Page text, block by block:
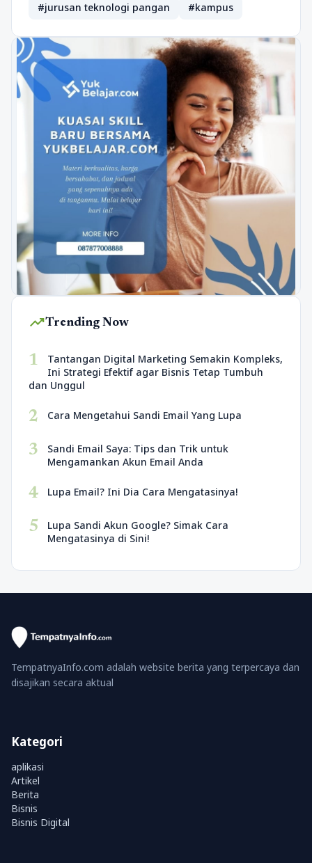
#jurusan teknologi pangan
#kampus
trending_upTrending Now
1
Tantangan Digital Marketing Semakin Kompleks,
Ini Strategi Efektif agar Bisnis Tetap Tumbuh
dan Unggul
2 Cara Mengetahui Sandi Email Yang Lupa
3
Sandi Email Saya: Tips dan Trik untuk
Mengamankan Akun Email Anda
4 Lupa Email? Ini Dia Cara Mengatasinya!
5
Lupa Sandi Akun Google? Simak Cara
Mengatasinya di Sini!
TempatnyaInfo.com adalah website berita yang terpercaya dan
disajikan secara aktual
Kategori
aplikasi
Artikel
Berita
Bisnis
Bisnis Digital